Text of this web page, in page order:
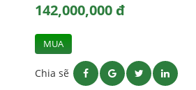
142,000,000 đ
MUA
Chia sẽ